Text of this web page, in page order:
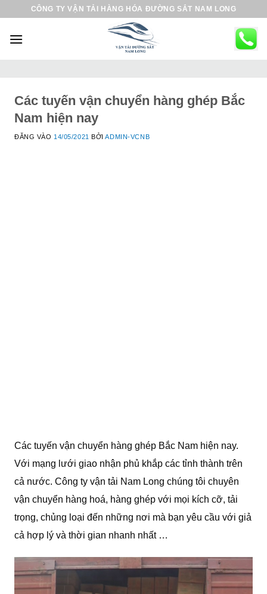
CÔNG TY VẬN TẢI HÀNG HÓA ĐƯỜNG SẮT NAM LONG
Các tuyến vận chuyển hàng ghép Bắc
Nam hiện nay
ĐĂNG VÀO 14/05/2021 BỞIADMIN-VCNB
Các tuyến vận chuyển hàng ghép Bắc Nam hiện nay.
Với mạng lưới giao nhận phủ khắp các tỉnh thành trên
cả nước. Công ty vận tải Nam Long chúng tôi chuyên
vận chuyển hàng hoá, hàng ghép với mọi kích cỡ, tải
trọng, chủng loại đến những nơi mà bạn yêu cầu với giả
cả hợp lý và thời gian nhanh nhất …